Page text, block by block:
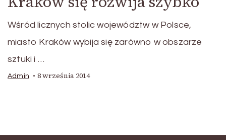
Wśród licznych stolic województw w Polsce,
miasto Kraków wybija się zarówno w obszarze
sztuki i …
Admin 8 września 2014